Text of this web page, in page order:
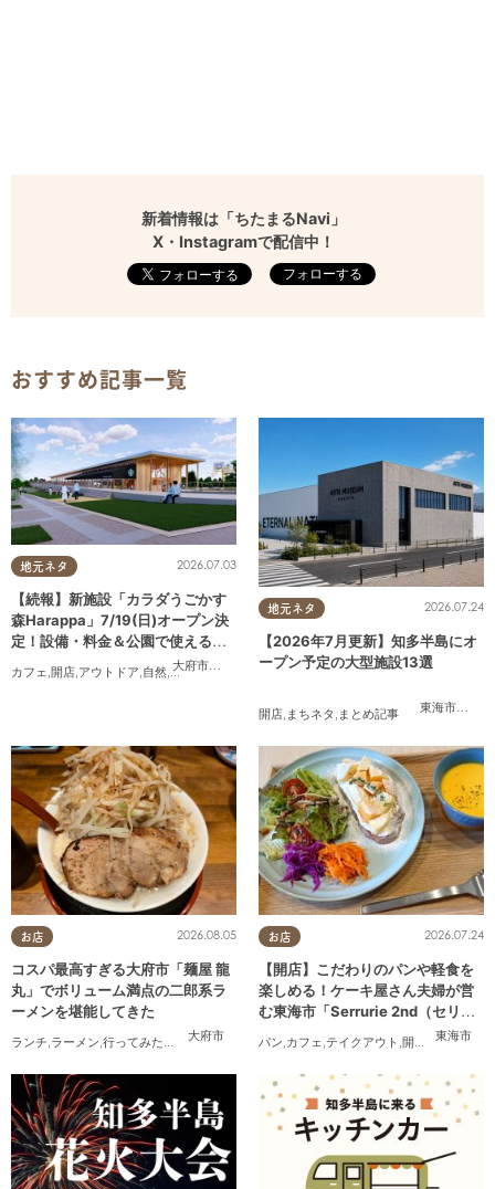
新着情報は「ちたまるNavi」
X・Instagramで配信中！
フォローする
おすすめ記事一覧
地元ネタ
大府市
,東浦町
2026.07.03
【続報】新施設「カラダうごかす
森Harappa」7/19(日)オープン決
定！設備・料金＆公園で使えるレ
カフェ 開店 アウトドア 自然 まちネタ, ,ペット ,トレンド,KURUTOHP
地元ネタ
東海市
,大府
2026.07.24
【2026年7月更新】知多半島にオ
ープン予定の大型施設13選
開店, まちネタ , まとめ記事
お店
大府市
2026.08.05
コスパ最高すぎる大府市「麺屋 龍
丸」でボリューム満点の二郎系ラ
ーメンを堪能してきた
ランチ ラーメン 行ってみたレポ ,おひとりさま ,コスパ抜群
お店
東海市
2026.07.24
【開店】こだわりのパンや軽食を
楽しめる！ケーキ屋さん夫婦が営
む東海市「Serrurie 2nd（セリュ
リエ セカンド）」6/29(月)テスト
オープン
パン カフェ テイクアウト 開店 専門店,